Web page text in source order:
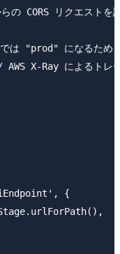
の CORS リクエストを
"prod" になるため
X-Ray によるトレ
{